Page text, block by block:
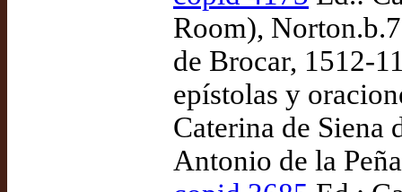
Room),
de Brocar, 1512-
epístolas y
Caterina de Siena
Antonio de la